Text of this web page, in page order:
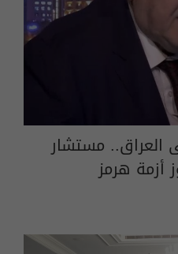
العراق.. مستشار
هرمز